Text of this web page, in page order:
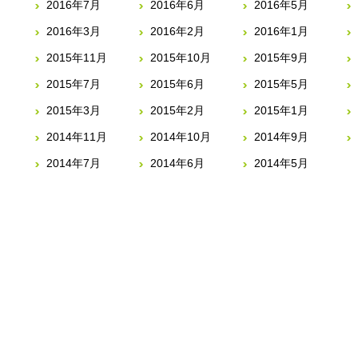
2016年7月 2016年6月 2016年5月
2016年3月 2016年2月 2016年1月
2015年11月 2015年10月 2015年9月
2015年7月 2015年6月 2015年5月
2015年3月 2015年2月 2015年1月
2014年11月 2014年10月 2014年9月
2014年7月 2014年6月 2014年5月